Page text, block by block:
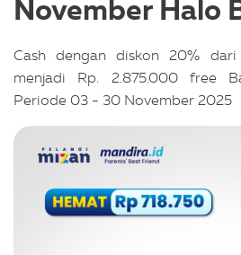
November Halo
Cash dengan diskon 20% dari
menjadi Rp. 2.875.000 free
Periode 03 - 30 November 2025